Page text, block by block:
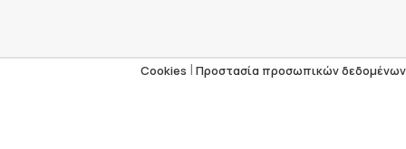
Cookies | Προστασία προσωπικών δεδομένων